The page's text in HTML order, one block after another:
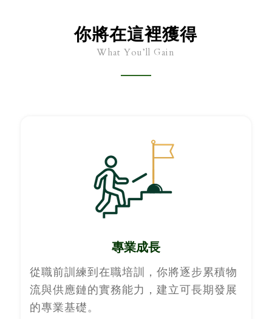
你將在這裡獲得
What You’ll Gain
專業成長
從職前訓練到在職培訓，你將逐步累積物
流與供應鏈的實務能力，建立可長期發展
的專業基礎。